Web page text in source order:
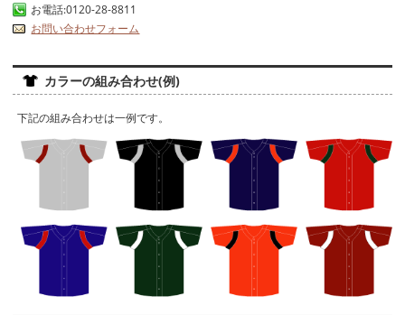
お電話:0120-28-8811
お問い合わせフォーム
カラーの組み合わせ(例)
下記の組み合わせは一例です。